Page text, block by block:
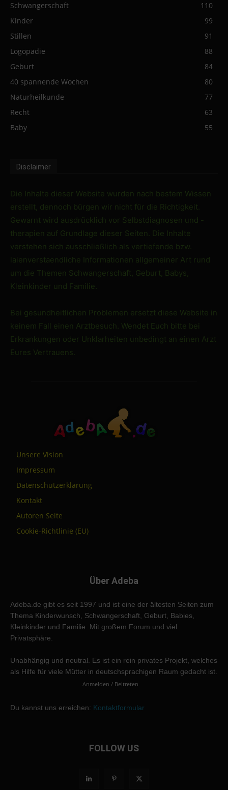
Schwangerschaft
110
Kinder
99
Stillen
91
Logopädie
88
Geburt
84
40 spannende Wochen
80
Naturheilkunde
77
Recht
63
Baby
55
Disclaimer
Die Inhalte dieser Website wurden nach bestem Wissen
erstellt, dennoch bürgen wir nicht für die Richtigkeit.
Gewarnt wird ausdrücklich vor Selbstdiagnosen und -
therapien auf Grundlage dieser Seiten. Die Inhalte
verstehen sich ausschließlich als vertiefende bzw.
laienverstaendliche Informationen allgemeiner Art rund
um die Themen Schwangerschaft, Geburt, Babys,
Kleinkinder und Familie.
Bei gesundheitlichen Problemen ersetzt diese Website in
keinem Fall einen Arztbesuch. Wendet Euch bitte bei
Erkrankungen oder Unklarheiten unbedingt an einen Arzt
Eures Vertrauens.
Unsere Vision
Impressum
Datenschutzerklärung
Kontakt
Autoren Seite
Cookie-Richtlinie (EU)
Über Adeba
Adeba.de gibt es seit 1997 und ist eine der ältesten Seiten zum
Thema Kinderwunsch, Schwangerschaft, Geburt, Babies,
Kleinkinder und Familie. Mit großem Forum und viel
Privatsphäre.
Unabhängig und neutral. Es ist ein rein privates Projekt, welches
als Hilfe für viele Mütter in deutschsprachigen Raum gedacht ist.
Anmelden / Beitreten
Du kannst uns erreichen: Kontaktformular
FOLLOW US